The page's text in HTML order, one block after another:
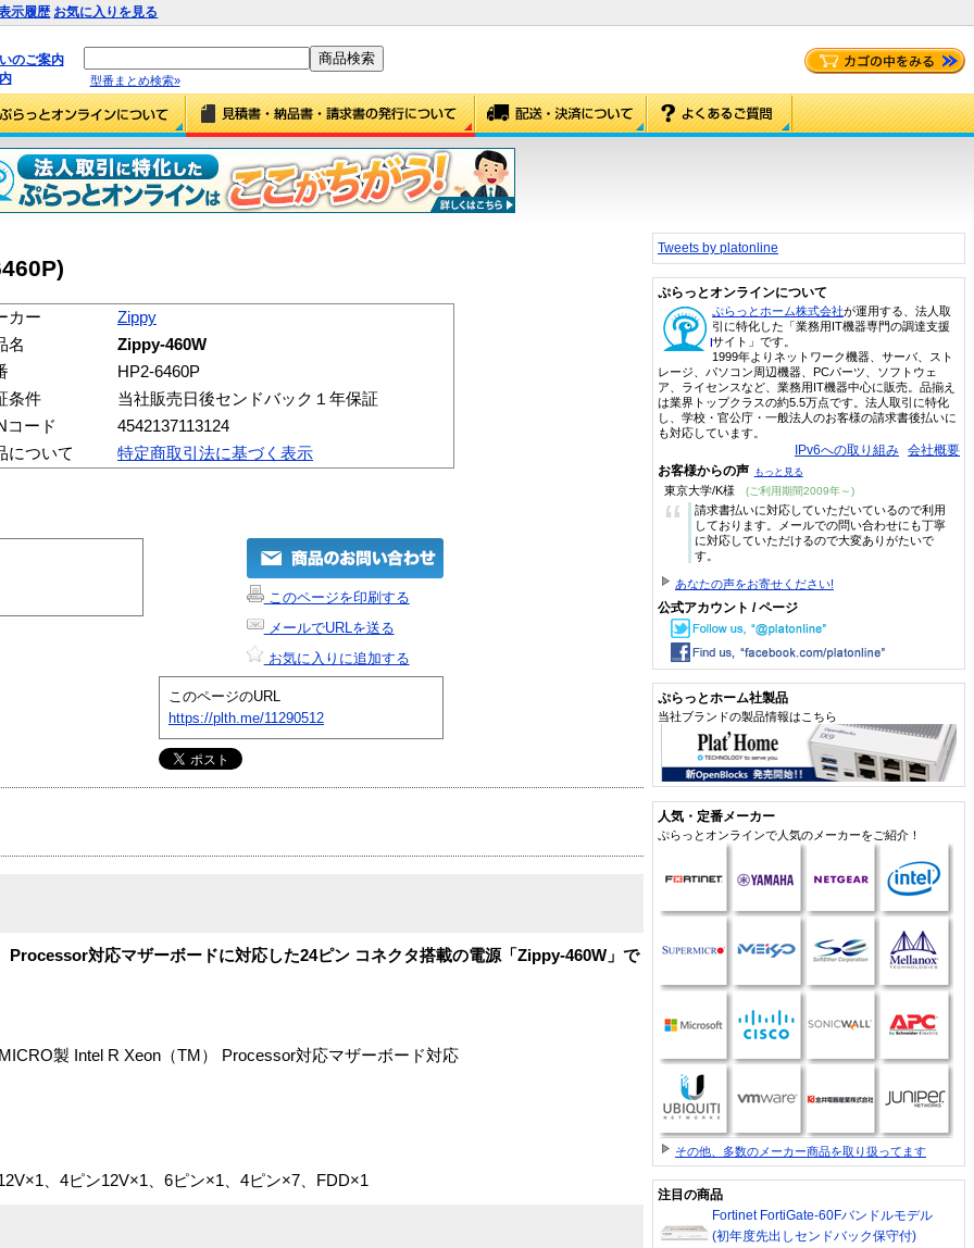
示履歴 お気に入りを見る
のご案内
型番まとめ検索»
カー
Zippy
名
Zippy-460W
HP2-6460P
条件
当社販売日後センドバック１年保証
コード
4542137113124
について
特定商取引法に基づく表示
このページを印刷する
メールでURLを送る
お気に入りに追加する
このページのURL
https://plth.me/11290512
対応マザーボードに対応した24ピン コネクタ搭載の電源「Zippy-460W」で
製 Intel R Xeon（TM） Processor対応マザーボード対応
、4ピン12V×1、6ピン×1、4ピン×7、FDD×1
Tweets by platonline
ぷらっとオンラインについて
ぷらっとホーム株式会社が運用する、法人取
引に特化した「業務用IT機器専門の調達支援
サイト」です。
1999年よりネットワーク機器、サーバ、スト
レージ、パソコン周辺機器、PCパーツ、ソフトウェ
ア、ライセンスなど、業務用IT機器中心に販売。品揃え
は業界トップクラスの約5.5万点です。法人取引に特化
し、学校・官公庁・一般法人のお客様の請求書後払いに
も対応しています。
IPv6への取り組み 会社概要
お客様からの声 もっと見る
東京大学/K様 (ご利用期間2009年～)
“
請求書払いに対応していただいているので利用
しております。メールでの問い合わせにも丁寧
に対応していただけるので大変ありがたいで
す。
あなたの声をお寄せください!
公式アカウント / ページ
ぷらっとホーム社製品
当社ブランドの製品情報はこちら
人気・定番メーカー
ぷらっとオンラインで人気のメーカーをご紹介！
その他、多数のメーカー商品を取り扱ってます
注目の商品
Fortinet FortiGate-60Fバンドルモデル
(初年度先出しセンドバック保守付)